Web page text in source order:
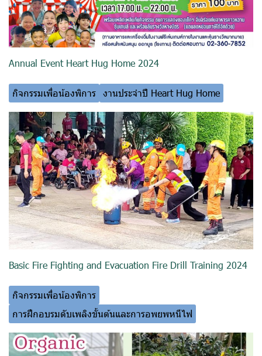
Annual Event Heart Hug Home 2024
กิจกรรมเพื่อน้องพิการ งานประจำปี Heart Hug Home
Basic Fire Fighting and Evacuation Fire Drill Training 2024
กิจกรรมเพื่อน้องพิการ
การฝึกอบรมดับเพลิงขั้นต้นและการอพยพหนีไฟ